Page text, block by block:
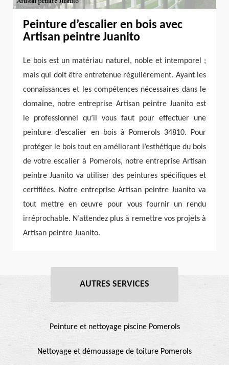
Peinture d’escalier en bois avec
Artisan peintre Juanito
Le bois est un matériau naturel, noble et intemporel ;
mais qui doit être entretenue régulièrement. Ayant les
connaissances et les compétences nécessaires dans le
domaine, notre entreprise Artisan peintre Juanito est
le professionnel qu’il vous faut pour effectuer une
peinture d’escalier en bois à Pomerols 34810. Pour
protéger le bois tout en améliorant l’esthétique du bois
de votre escalier à Pomerols, notre entreprise Artisan
peintre Juanito va utiliser des peintures spécifiques et
certifiées. Notre entreprise Artisan peintre Juanito va
tout mettre en œuvre pour vous fournir un rendu
irréprochable. N’attendez plus à remettre vos projets à
Artisan peintre Juanito.
AUTRES SERVICES
Peinture et nettoyage piscine Pomerols
Nettoyage et démoussage de toiture Pomerols